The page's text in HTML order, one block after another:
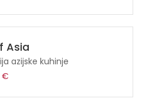
Asia
azijske kuhinje
€